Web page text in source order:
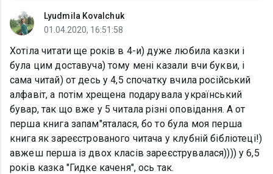
Lyudmila Kovalchuk
01.04.2020, 16:51:58
Хотіла читати ще років в 4-и) дуже любила казки і
була цим доставуча) тому мені казали вчи букви, і
сама читай) от десь у 4,5 спочатку вчила російський
алфавіт, а потім хрещена подарувала український
бувар, так що вже у 5 читала різні оповідання. А от
перша книга запам"яталася, бо то була моя перша
книга як зареєстрованого читача у клубній бібліотеці!)
авжеш перша із двох класів зареєструвалася)))) у 6,5
років казка "Гидке каченя", ось так.